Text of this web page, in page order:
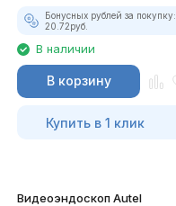
Бонусных рублей за покупку:
20.72руб.
В наличии
В корзину
Купить в 1 клик
Видеоэндоскоп Autel